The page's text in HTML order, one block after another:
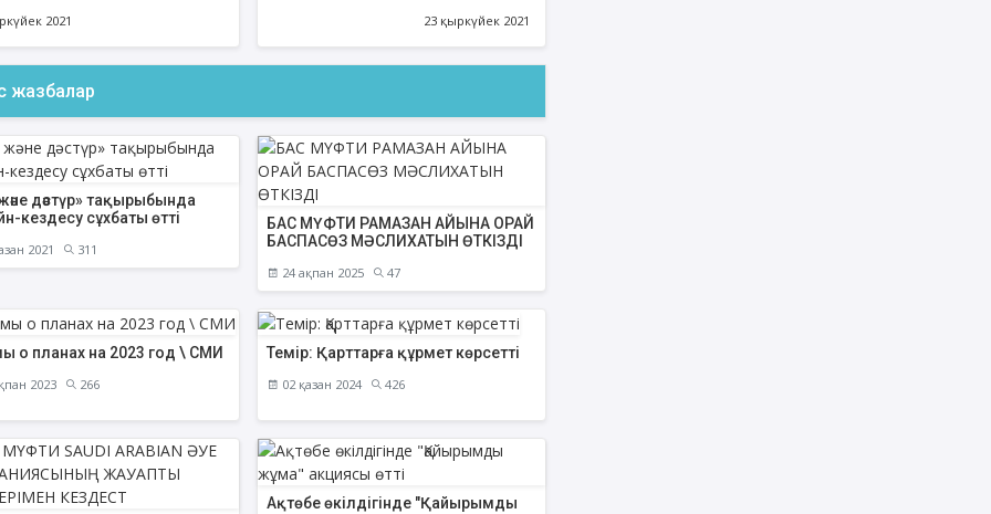
2021 23 қыркүйек 2021
жазбалар
дәстүр» тақырыбында
кездесу сұхбаты өтті
2021 311
БАС МҮФТИ РАМАЗАН АЙЫНА ОРАЙ
БАСПАСӨЗ МӘСЛИХАТЫН ӨТКІЗДІ
24 ақпан 2025 47
о планах на 2023 год \ СМИ
2023 266
Темір: Қарттарға құрмет көрсетті
02 қазан 2024 426
Ақтөбе өкілдігінде "Қайырымды